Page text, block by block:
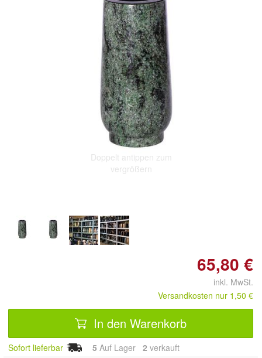
Doppelt antippen zum
vergrößern
65,80 €
inkl. MwSt.
Versandkosten nur 1,50 €
In den Warenkorb
Sofort lieferbar 5 Auf Lager 2 verkauft